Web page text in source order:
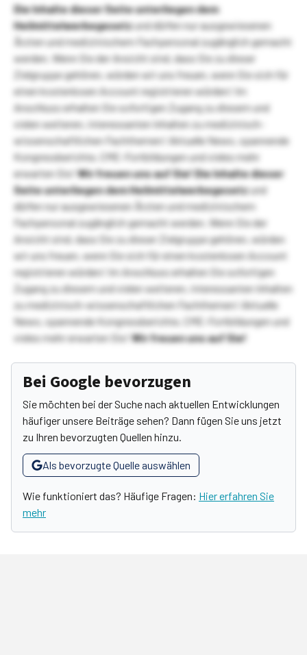
Die Inhalte dieser Seite unterliegen dem
Heilmittelwerbegesetzund dürfen nur ausgewiesenen
Ärzten und medizinischem Fachpersonal zugänglich gemacht
werden. Wenn Sie der Ansicht sind, dass Sie zu dieser
Zielgruppe gehören, würden wir uns freuen, wenn Sie sich für
einen kostenlosen Account registrieren würden! Im
Anschluss erhalten Sie sofortigen Zugang zu diesem und
vielen weiteren, interessanten Inhalten zu medizinisch-
wissenschaftlichen Fachthemen! Aktuelle News, spannende
Kongressberichte, CME-Fortbildungen und vieles mehr
erwarten Sie!Wir freuen uns auf Sie!Die Inhalte dieser
Seite unterliegen dem Heilmittelwerbegesetzund
dürfen nur ausgewiesenen Ärzten und medizinischem
Fachpersonal zugänglich gemacht werden. Wenn Sie der
Ansicht sind, dass Sie zu dieser Zielgruppe gehören, würden
wir uns freuen, wenn Sie sich für einen kostenlosen Account
registrieren würden! Im Anschluss erhalten Sie sofortigen
Zugang zu diesem und vielen weiteren, interessanten Inhalten
zu medizinisch-wissenschaftlichen Fachthemen! Aktuelle
News, spannende Kongressberichte, CME-Fortbildungen und
vieles mehr erwarten Sie!Wir freuen uns auf Sie!
Bei Google bevorzugen
Sie möchten bei der Suche nach aktuellen Entwicklungen
häufiger unsere Beiträge sehen? Dann fügen Sie uns jetzt
zu Ihren bevorzugten Quellen hinzu.
Als bevorzugte Quelle auswählen
Wie funktioniert das? Häufige Fragen: Hier erfahren Sie
mehr